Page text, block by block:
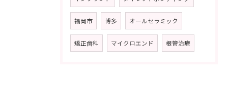
福岡市 博多 オールセラミック
矯正歯科 マイクロエンド 根管治療